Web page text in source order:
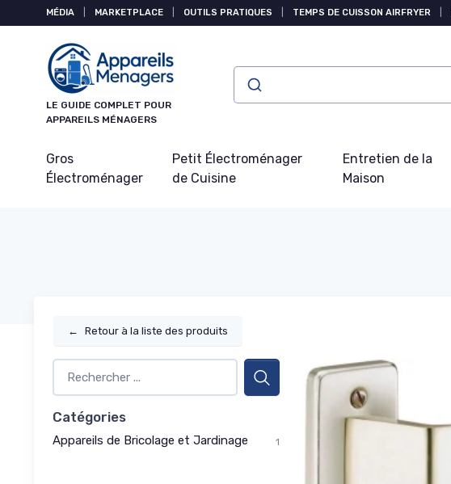
MÉDIA MARKETPLACE OUTILS PRATIQUES TEMPS DE CUISSON AIRFRYER
LE GUIDE COMPLET POUR
APPAREILS MÉNAGERS
Gros
Électroménager
Petit Électroménager
de Cuisine
Entretien de la
Maison
← Retour à la liste des produits
Catégories
Appareils de Bricolage et Jardinage 1
Panneau de gestion des cookies